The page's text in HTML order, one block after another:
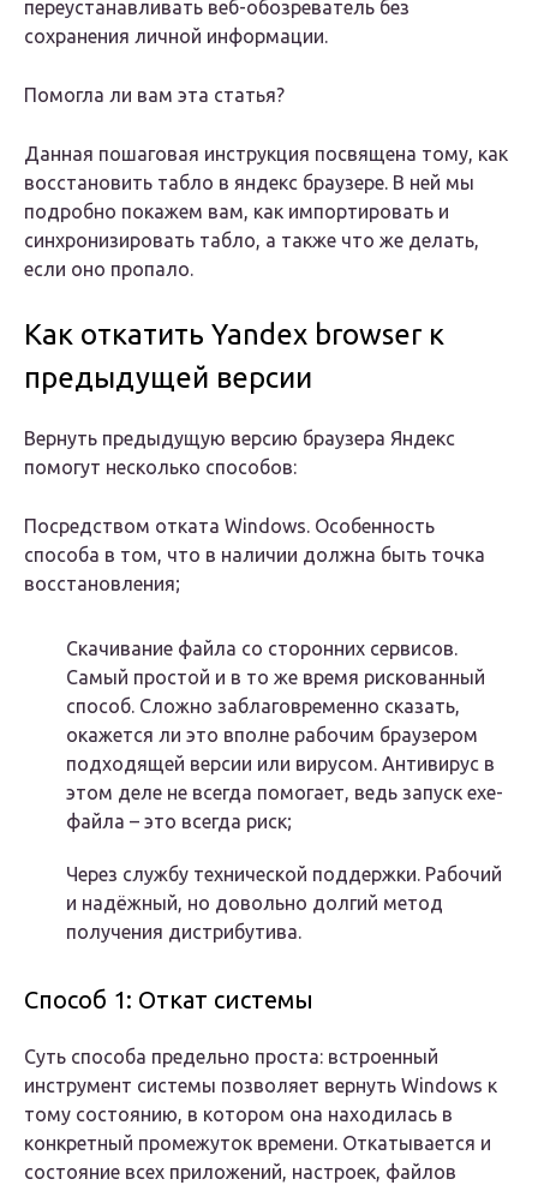
переустанавливать веб-обозреватель без
сохранения личной информации.
Помогла ли вам эта статья?
Данная пошаговая инструкция посвящена тому, как
восстановить табло в яндекс браузере. В ней мы
подробно покажем вам, как импортировать и
синхронизировать табло, а также что же делать,
если оно пропало.
Как откатить Yandex browser к
предыдущей версии
Вернуть предыдущую версию браузера Яндекс
помогут несколько способов:
Посредством отката Windows. Особенность
способа в том, что в наличии должна быть точка
восстановления;
Скачивание файла со сторонних сервисов.
Самый простой и в то же время рискованный
способ. Сложно заблаговременно сказать,
окажется ли это вполне рабочим браузером
подходящей версии или вирусом. Антивирус в
этом деле не всегда помогает, ведь запуск exe-
файла – это всегда риск;
Через службу технической поддержки. Рабочий
и надёжный, но довольно долгий метод
получения дистрибутива.
Способ 1: Откат системы
Суть способа предельно проста: встроенный
инструмент системы позволяет вернуть Windows к
тому состоянию, в котором она находилась в
конкретный промежуток времени. Откатывается и
состояние всех приложений, настроек, файлов